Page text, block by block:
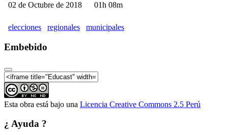
02 de Octubre de 2018 01h 08m
elecciones regionales municipales
Embebido
Esta obra está bajo una Licencia Creative Commons 2.5 Perú
¿ Ayuda ?